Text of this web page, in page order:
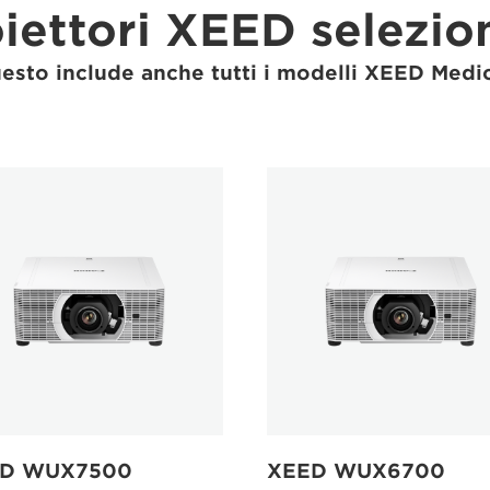
XEED
include anche tutti i modelli XEED
WUX7500 XEED WUX6700